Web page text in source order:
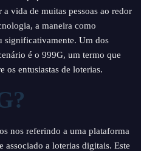
vida de muitas pessoas ao redor
a maneira como
significativamente. Um dos
é o 999G, um termo que
os entusiastas de loterias.
nos referindo a uma plataforma
associado a loterias digitais. Este